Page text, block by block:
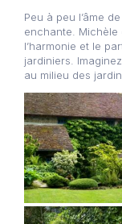
Peu à peu l’âme
enchante. Michèle
l’harmonie et le
jardiniers.
au milieu des